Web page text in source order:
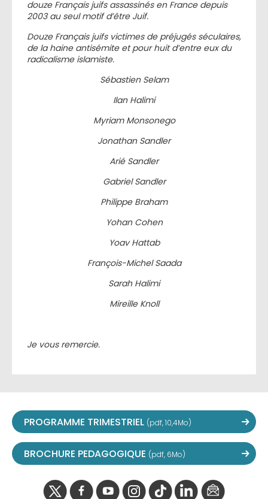
douze Français juifs assassinés en France depuis
2003 au seul motif d’être Juif.
Douze Français juifs victimes de préjugés séculaires,
de la haine antisémite et pour huit d’entre eux du
radicalisme islamiste.
Sébastien Selam
Ilan Halimi
Myriam Monsonego
Jonathan Sandler
Arié Sandler
Gabriel Sandler
Philippe Braham
Yohan Cohen
Yoav Hattab
François-Michel Saada
Sarah Halimi
Mireille Knoll
Je vous remercie.
PROGRAMME TRIMESTRIEL (pdf, 10,4Mo)
BROCHURE PEDAGOGIQUE (pdf, 6Mo)